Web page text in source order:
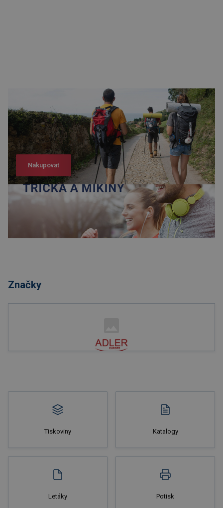
Nakupovat
Značky
Tiskoviny Katalogy
Letáky Potisk